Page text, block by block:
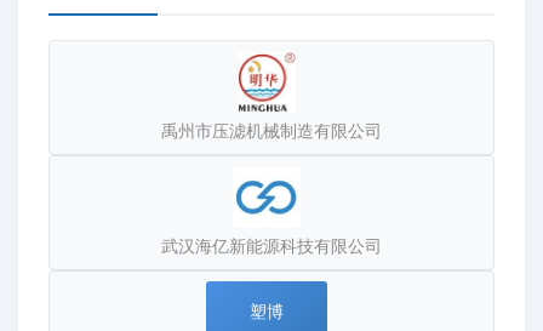
胎式联轴器，万向联轴器，鼓形齿式联轴器，梅花形弹性联
轴器，链轮链条联轴器，刚性联轴器，弹性套柱销联轴器，
弹性柱销联轴器，弹性柱销齿式联轴器，蛇形弹簧联轴器，
联轴器配件，机架，搅拌器等系列产品，产品销售至 各
公司自创建以来，本着诚实守信原则，与多家客户建立了长
期的合作关系，现在我公司正进一步加强员工技术培训，提
高的技术水平，把高科技注入产品，争取产品 实惠。我公司
运用现代科学管理手段，使产品具有可靠的质量保证，联轴
禹州市压滤机械制造有限公司
武汉海亿新能源科技有限公司
塑博